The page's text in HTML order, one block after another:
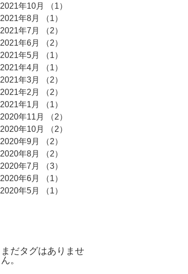
2021年10月
（1）
2021年8月
（1）
2021年7月
（2）
2021年6月
（2）
2021年5月
（1）
2021年4月
（1）
2021年3月
（2）
2021年2月
（2）
2021年1月
（1）
2020年11月
（2）
2020年10月
（2）
2020年9月
（2）
2020年8月
（2）
2020年7月
（3）
2020年6月
（1）
2020年5月
（1）
まだタグはありませ
ん。